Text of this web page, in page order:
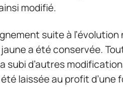
modifié.
suite à l’évolution
jaune a été conservée.
subi d’autres
laissée au profit d’une